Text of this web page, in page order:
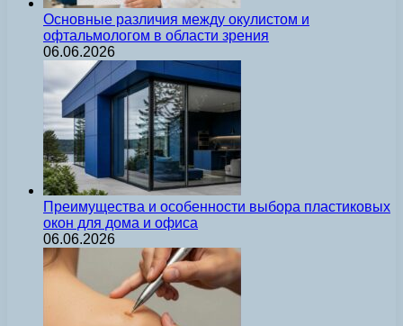
Основные различия между окулистом и
офтальмологом в области зрения
06.06.2026
Преимущества и особенности выбора пластиковых
окон для дома и офиса
06.06.2026